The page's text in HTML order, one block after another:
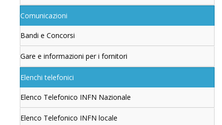
Comunicazioni
Bandi e Concorsi
Gare e informazioni per i fornitori
Elenchi telefonici
Elenco Telefonico INFN Nazionale
Elenco Telefonico INFN locale